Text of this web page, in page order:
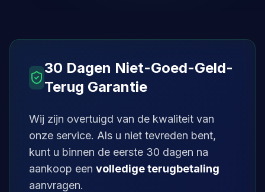
30 Dagen Niet-Goed-Geld-
Terug Garantie
Wij zijn overtuigd van de kwaliteit van
onze service. Als u niet tevreden bent,
kunt u binnen de eerste 30 dagen na
aankoop een volledige terugbetaling
aanvragen.